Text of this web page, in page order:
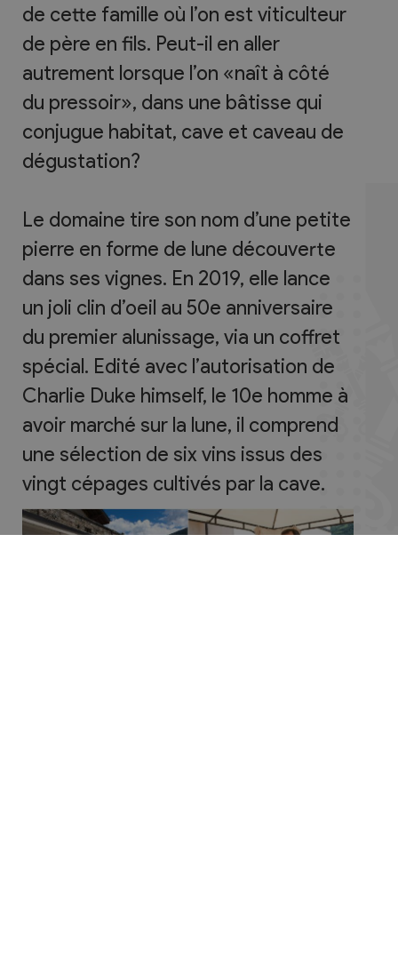
de cette famille où l’on est viticulteur
de père en fils. Peut-il en aller
autrement lorsque l’on «naît à côté
du pressoir», dans une bâtisse qui
conjugue habitat, cave et caveau de
dégustation?
Le domaine tire son nom d’une petite
pierre en forme de lune découverte
dans ses vignes. En 2019, elle lance
un joli clin d’oeil au 50e anniversaire
du premier alunissage, via un coffret
spécial. Edité avec l’autorisation de
Charlie Duke himself, le 10e homme à
avoir marché sur la lune, il comprend
une sélection de six vins issus des
vingt cépages cultivés par la cave.